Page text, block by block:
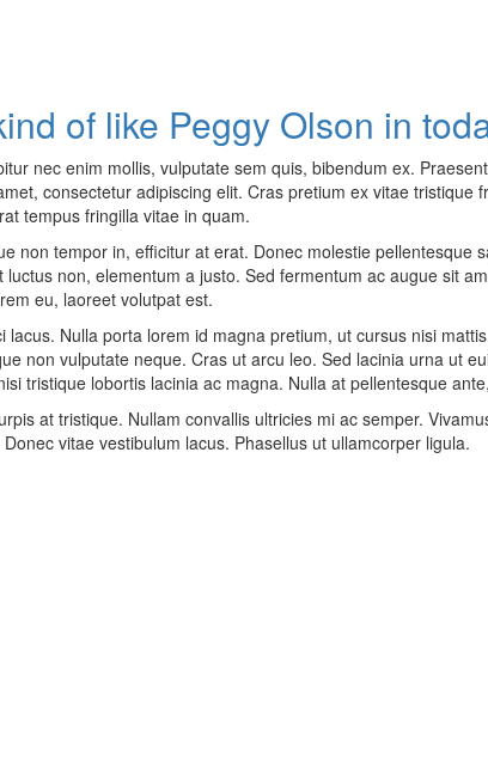
of like Peggy Olson in
nec enim mollis, vulputate sem quis, bibendum ex.
consectetur adipiscing elit. Cras pretium ex vitae tristique
tempus fringilla vitae in quam.
non tempor in, efficitur at erat. Donec molestie pellentesque
non, elementum a justo. Sed fermentum ac augue sit
eu, laoreet volutpat est.
Nulla porta lorem id magna pretium, ut cursus nisi
non vulputate neque. Cras ut arcu leo. Sed lacinia urna ut
tristique lobortis lacinia ac magna. Nulla at pellentesque
at tristique. Nullam convallis ultricies mi ac semper.
vitae vestibulum lacus. Phasellus ut ullamcorper ligula.